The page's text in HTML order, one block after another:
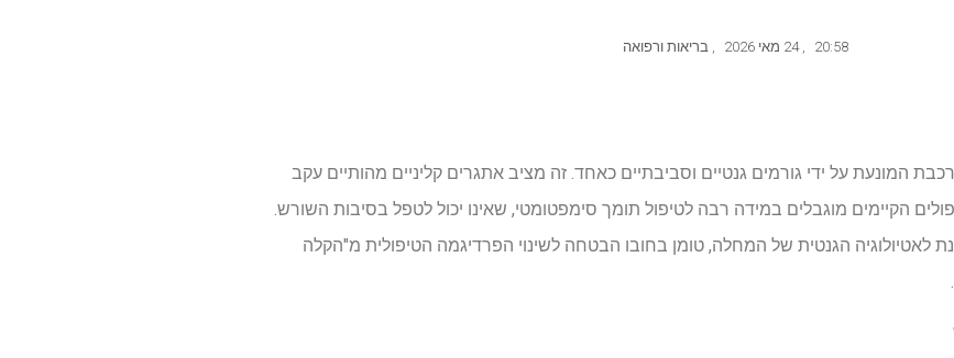
20:58
, 24 מאי 2026 , בריאות ורפואה
המונעת על ידי גורמים גנטיים וסביבתיים כאחד. זה מציב אתגרים קליניים מהותיים עקב
הקיימים מוגבלים במידה רבה לטיפול תומך סימפטומטי, שאינו יכול לטפל בסיבות השורש.
לאטיולוגיה הגנטית של המחלה, טומן בחובו הבטחה לשינוי הפרדיגמה הטיפולית מ"הקלה